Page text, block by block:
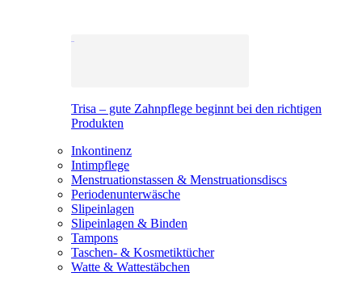
Trisa – gute Zahnpflege beginnt bei den richtigen
Produkten
Inkontinenz
Intimpflege
Menstruationstassen & Menstruationsdiscs
Periodenunterwäsche
Slipeinlagen
Slipeinlagen & Binden
Tampons
Taschen- & Kosmetiktücher
Watte & Wattestäbchen